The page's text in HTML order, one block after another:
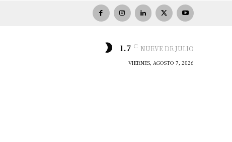
1.7 C NUEVE DE JULIO
VIERNES, AGOSTO 7, 2026